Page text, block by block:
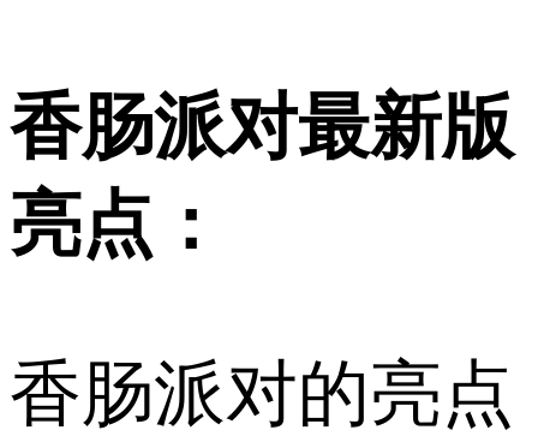
香肠派对最新版
亮点：
香肠派对的亮点